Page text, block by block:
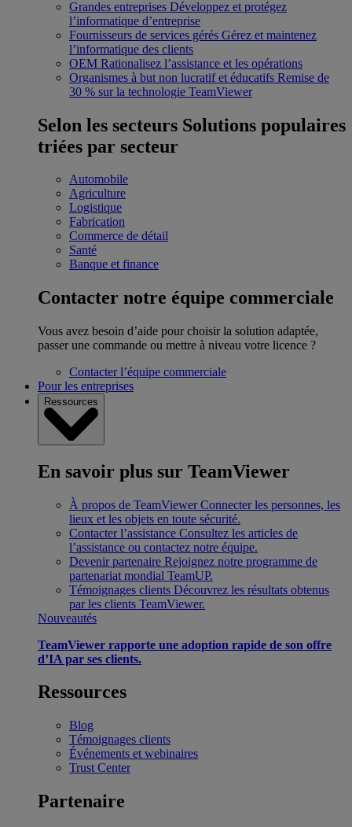
Grandes entreprises Développez et protégez
l’informatique d’entreprise
Fournisseurs de services gérés Gérez et maintenez
l’informatique des clients
OEM Rationalisez l’assistance et les opérations
Organismes à but non lucratif et éducatifs Remise de
30 % sur la technologie TeamViewer
Selon les secteurs Solutions populaires
triées par secteur
Automobile
Agriculture
Logistique
Fabrication
Commerce de détail
Santé
Banque et finance
Contacter notre équipe commerciale
Vous avez besoin d’aide pour choisir la solution adaptée,
passer une commande ou mettre à niveau votre licence ?
Contacter l’équipe commerciale
Pour les entreprises
Ressources
En savoir plus sur TeamViewer
À propos de TeamViewer Connecter les personnes, les
lieux et les objets en toute sécurité.
Contacter l’assistance Consultez les articles de
l’assistance ou contactez notre équipe.
Devenir partenaire Rejoignez notre programme de
partenariat mondial TeamUP.
Témoignages clients Découvrez les résultats obtenus
par les clients TeamViewer.
Nouveautés
TeamViewer rapporte une adoption rapide de son offre
d’IA par ses clients.
Ressources
Blog
Témoignages clients
Événements et webinaires
Trust Center
Partenaire